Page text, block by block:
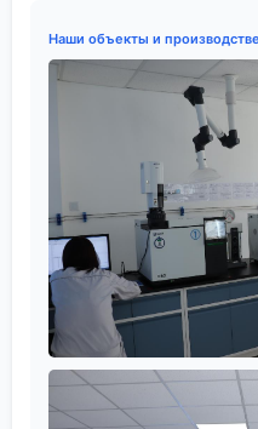
Наши объекты и